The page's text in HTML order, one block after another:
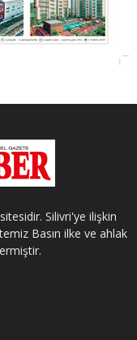
Silivri'ye ilişkin
Basın ilke ve ahlak